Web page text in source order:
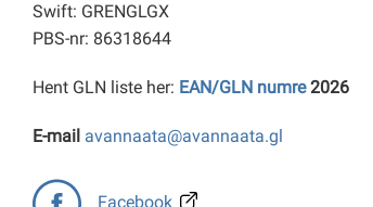
Swift: GRENGLGX
PBS-nr: 86318644
Hent GLN liste her: EAN/GLN numre2026
E-mail avannaata@avannaata.gl
Facebook